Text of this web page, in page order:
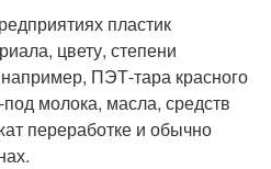
пластик
цвету, степени
ПЭТ-тара красного
молока, масла, средств
переработке и обычно